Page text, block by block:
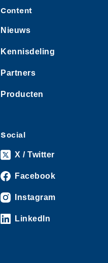
Content
Nieuws
Kennisdeling
Partners
Producten
Social
X / Twitter
Facebook
Instagram
LinkedIn